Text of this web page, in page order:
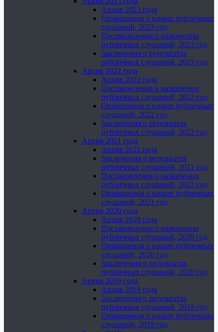
Архив 2023 года
Оповещения о начале публичных
слушаний, 2023 год
Постановления о назначении
публичных слушаний, 2023 год
Заключения о результатах
публичных слушаний, 2023 год
Архив 2022 года
Архив 2022 года
Постановления о назначении
публичных слушаний, 2022 год
Оповещения о начале публичных
слушаний, 2022 год
Заключения о результатах
публичных слушаний, 2022 год
Архив 2021 года
Архив 2021 года
Заключения о результатах
публичных слушаний, 2021 год
Постановления о назначении
публичных слушаний, 2021 год
Оповещения о начале публичных
слушаний, 2021 год
Архив 2020 года
Архив 2020 года
Постановления о назначении
публичных слушаний, 2020 год
Оповещения о начале публичных
слушаний, 2020 год
Заключения о результатах
публичных слушаний, 2020 год
Архив 2019 года
Архив 2019 года
Заключения о результатах
публичных слушаний, 2019 год
Оповещения о начале публичных
слушаний, 2019 год